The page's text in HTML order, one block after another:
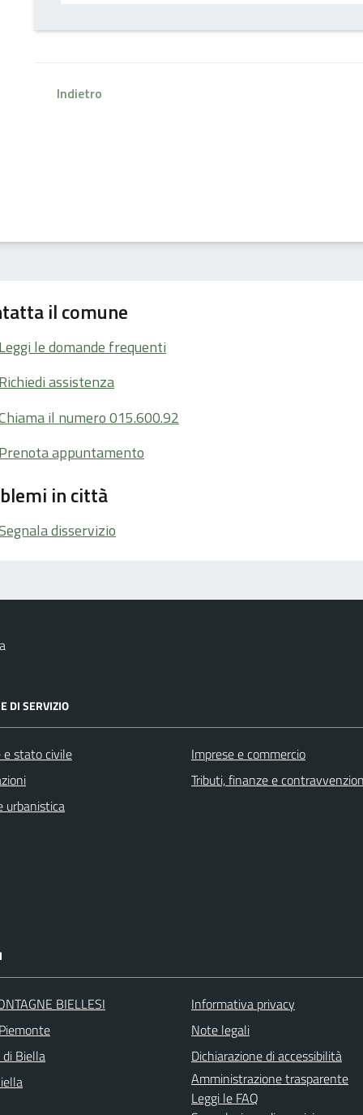
Indietro
il comune
le domande frequenti
assistenza
il numero 015.600.92
appuntamento
in città
disservizio
DI SERVIZIO
e stato civile
urbanistica
Imprese e commercio
Tributi, finanze e
BIELLESI
Biella
Informativa privacy
Note legali
Dichiarazione di accessibilità
Amministrazione trasparente
Leggi le FAQ